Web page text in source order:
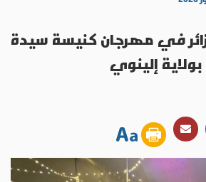
5 آلاف زائر في مهرجان كنيسة سيدة
إلينوي